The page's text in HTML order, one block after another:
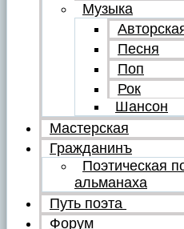
Музыка
Песня
Поп
Рок
Шансон
Мастерская
Гражданинъ
Поэтическая
альманаха
Путь поэта
Форум